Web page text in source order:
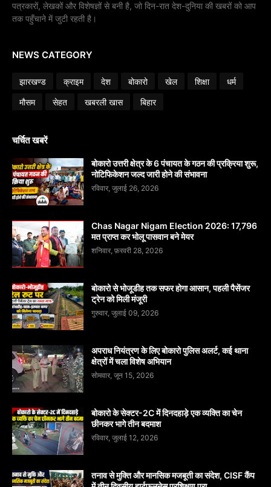
पत्रकारों, लेखकों और विशेषज्ञों से बनी है, जो दिन-रात देश-दुनिया की खबरों को आप
तक पहुँचाने में जुटी रहती है।
NEWS CATEGORY
झारखण्ड क्राइम देश बोकारो खेल शिक्षा
धर्म
मौसम
सेहत खबरली खास बिहार
चर्चित खबरें
बोकारो उत्तरी क्षेत्र के 6 पंचायत के गठन की प्रक्रिया शुरू,
नोटिफिकेशन जल्द जारी होने की संभावना
रविवार, जुलाई 26, 2026
Chas Nagar Nigam Election 2026: 17,796
मत प्राप्त कर भोलू पासवान बने मेयर
शनिवार, फ़रवरी 28, 2026
बोकारो से भोजूडीह तक सफर होगा आसान, पहली पैसेंजर
ट्रेन को मिली मंजूरी
गुरुवार, जुलाई 09, 2026
अपराध नियंत्रण के लिए बोकारो पुलिस अलर्ट, कई थाना
क्षेत्रों में चला विशेष अभियान
सोमवार, जून 15, 2026
बोकारो के सेक्टर-2C में दिनदहाड़े एक व्यक्ति का चेन
छीनकर भागे तीन बदमाश
रविवार, जुलाई 12, 2026
तनाव से मुक्ति और मानसिक मजबूती का संदेश, CISF कैंप